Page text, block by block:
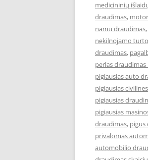
medicininių
draudimas,
namu draudimas,
nekilnojamo
draudimas,
perlas draudimas
pigiausias auto
pigiausias
pigiausias
pigiausias
draudimas, pigus
privalomas
automobilio